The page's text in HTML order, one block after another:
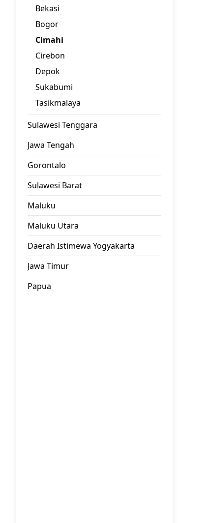
Bekasi
Bogor
Cimahi
Cirebon
Depok
Sukabumi
Tasikmalaya
Sulawesi Tenggara
Jawa Tengah
Gorontalo
Sulawesi Barat
Maluku
Maluku Utara
Daerah Istimewa Yogyakarta
Jawa Timur
Papua